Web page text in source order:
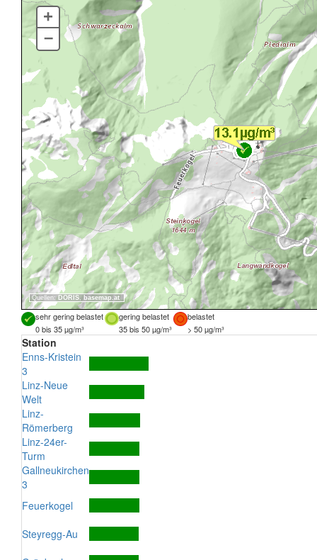
Quellen: DORIS, basemap.at
+
–
sehr gering belastet gering belastet
belastet
0 bis 35 µg/m³
35 bis 50 µg/m³ > 50 µg/m³
Station
Enns-Kristein
3
Linz-Neue
Welt
Linz-
Römerberg
Linz-24er-
Turm
Gallneukirchen
3
Feuerkogel
Steyregg-Au